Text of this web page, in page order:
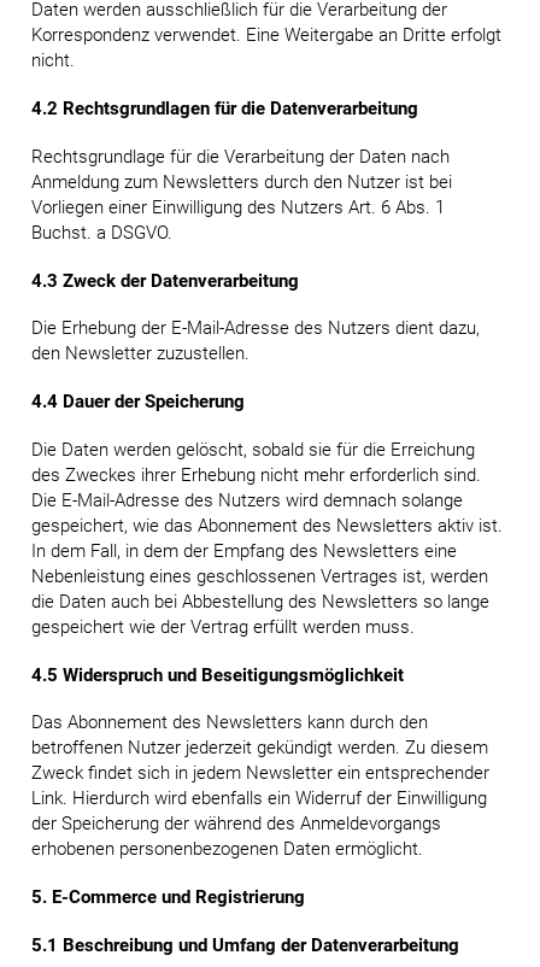
Daten werden ausschließlich für die Verarbeitung der
Korrespondenz verwendet. Eine Weitergabe an Dritte erfolgt
nicht.
4.2 Rechtsgrundlagen für die Datenverarbeitung
Rechtsgrundlage für die Verarbeitung der Daten nach
Anmeldung zum Newsletters durch den Nutzer ist bei
Vorliegen einer Einwilligung des Nutzers Art. 6 Abs. 1
Buchst. a DSGVO.
4.3 Zweck der Datenverarbeitung
Die Erhebung der E-Mail-Adresse des Nutzers dient dazu,
den Newsletter zuzustellen.
4.4 Dauer der Speicherung
Die Daten werden gelöscht, sobald sie für die Erreichung
des Zweckes ihrer Erhebung nicht mehr erforderlich sind.
Die E-Mail-Adresse des Nutzers wird demnach solange
gespeichert, wie das Abonnement des Newsletters aktiv ist.
In dem Fall, in dem der Empfang des Newsletters eine
Nebenleistung eines geschlossenen Vertrages ist, werden
die Daten auch bei Abbestellung des Newsletters so lange
gespeichert wie der Vertrag erfüllt werden muss.
4.5 Widerspruch und Beseitigungsmöglichkeit
Das Abonnement des Newsletters kann durch den
betroffenen Nutzer jederzeit gekündigt werden. Zu diesem
Zweck findet sich in jedem Newsletter ein entsprechender
Link. Hierdurch wird ebenfalls ein Widerruf der Einwilligung
der Speicherung der während des Anmeldevorgangs
erhobenen personenbezogenen Daten ermöglicht.
5. E-Commerce und Registrierung
5.1 Beschreibung und Umfang der Datenverarbeitung